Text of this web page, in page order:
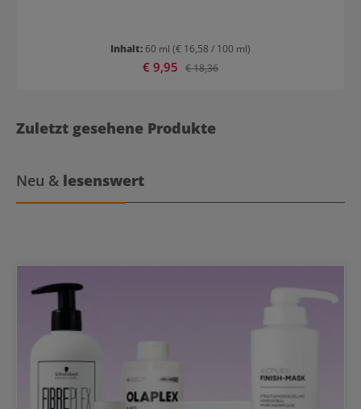
Inhalt: 60 ml (€ 16,58 / 100 ml)
Verkaufspreis:
€ 9,95 Regulärer Preis:
€ 18,36
Zuletzt gesehene Produkte
Neu & lesenswert